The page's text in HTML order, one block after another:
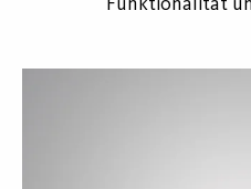
Funktionalität